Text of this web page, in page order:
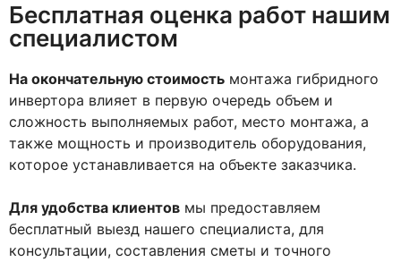
Бесплатная оценка работ нашим
специалистом
На окончательную стоимость монтажа гибридного
инвертора влияет в первую очередь объем и
сложность выполняемых работ, место монтажа, а
также мощность и производитель оборудования,
которое устанавливается на объекте заказчика.
Для удобства клиентов мы предоставляем
бесплатный выезд нашего специалиста, для
консультации, составления сметы и точного